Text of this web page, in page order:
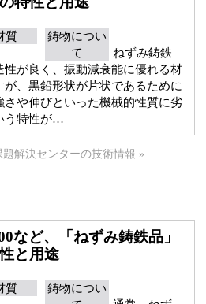
質
鋳物につい
て
ねずみ鋳鉄
性が良く、振動減衰能に優れる材
が、黒鉛形状が片状であるために
さや伸びといった機械的性質に劣
う特性が…
題解決センターの技術情報 »
など、「ねずみ鋳鉄品」
と用途
質
鋳物につい